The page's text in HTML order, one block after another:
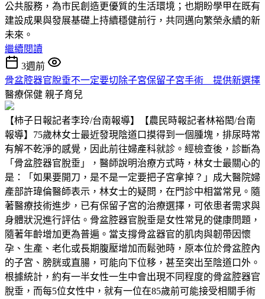
公共服務，為市民創造更優質的生活環境；也期盼學甲在既有
建設成果與發展基礎上持續穩健前行，共同邁向繁榮永續的新
未來。
繼續閱讀
3週前
骨盆腔器官脫垂不一定要切除子宮保留子宮手術 提供新選擇
醫療保健 親子育兒
【柿子日報記者李玲/台南報導】【農民時報記者林裕閎/台南
報導】75歲林女士最近發現陰道口摸得到一個腫塊，排尿時常
有解不乾淨的感覺，因此前往婦產科就診。經檢查後，診斷為
「骨盆腔器官脫垂」，醫師說明治療方式時，林女士最關心的
是：「如果要開刀，是不是一定要把子宮拿掉？」成大醫院婦
產部許瑋倫醫師表示，林女士的疑問，在門診中相當常見。隨
著醫療技術進步，已有保留子宮的治療選擇，可依患者需求與
身體狀況進行評估。骨盆腔器官脫垂是女性常見的健康問題，
隨著年齡增加更為普遍。當支撐骨盆器官的肌肉與韌帶因懷
孕、生產、老化或長期腹壓增加而鬆弛時，原本位於骨盆腔內
的子宮、膀胱或直腸，可能向下位移，甚至突出至陰道口外。
根據統計，約有一半女性一生中會出現不同程度的骨盆腔器官
脫垂，而每5位女性中，就有一位在85歲前可能接受相關手術